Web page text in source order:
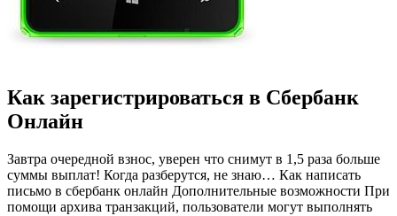
Как зарегистрироваться в Cбербанк
Онлайн
Завтра очередной взнос, уверен что снимут в 1,5 раза больше
суммы выплат! Когда разберутся, не знаю… Как написать
письмо в сбербанк онлайн Дополнительные возможности При
помощи архива транзакций, пользователи могут выполнять